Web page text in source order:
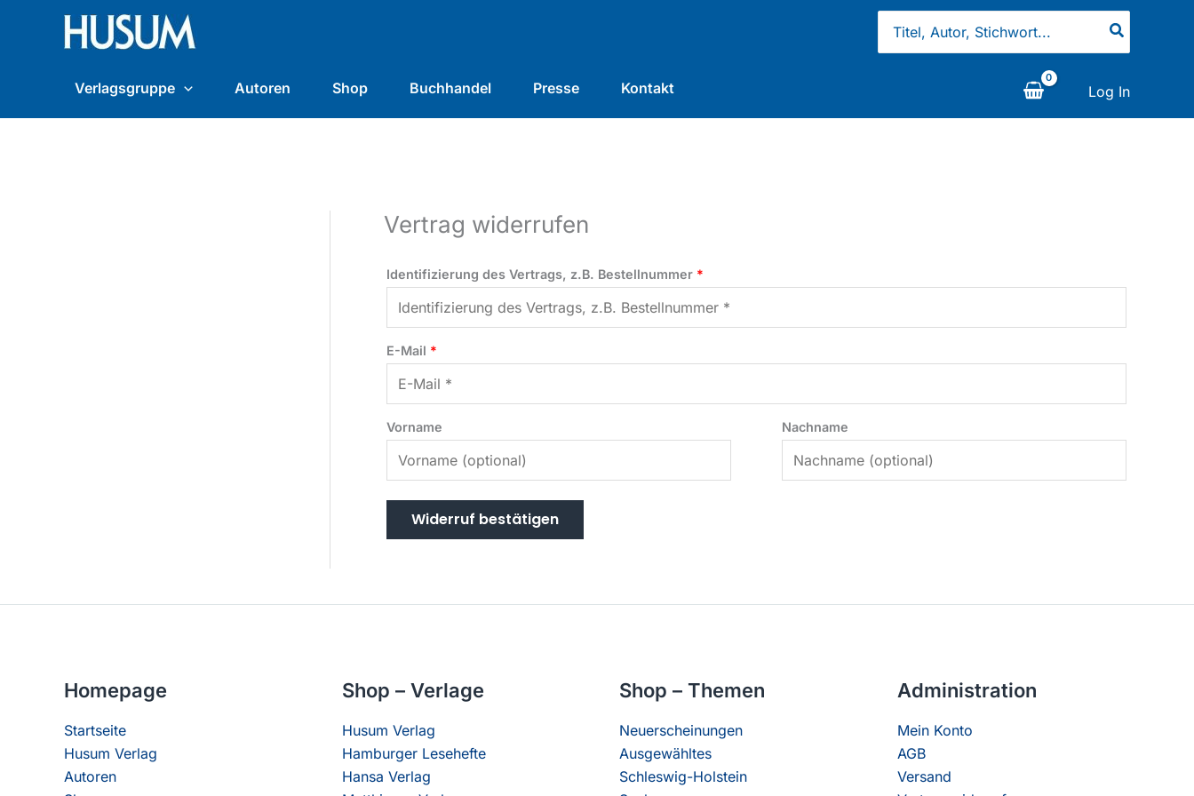
for:
Verlagsgruppe Autoren Shop Buchhandel Presse Kontakt Log In
Vertrag widerrufen
Identifizierung des Vertrags, z.B. Bestellnummer *
E-Mail *
E
a
e
h
o
Vorname Nachname
Widerruf bestätigen
Homepage
Startseite
Husum Verlag
Autoren
Shop – Verlage
Husum Verlag
Hamburger Lesehefte
Hansa Verlag
Shop – Themen
Neuerscheinungen
Ausgewähltes
Schleswig-Holstein
Administration
Mein Konto
AGB
Versand